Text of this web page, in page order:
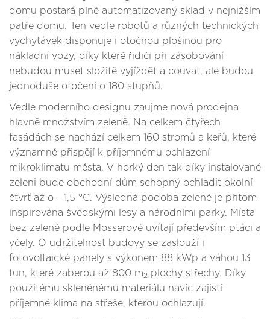
domu postará plně automatizovaný sklad v nejnižším
patře domu. Ten vedle robotů a různých technických
vychytávek disponuje i otočnou plošinou pro
nákladní vozy, díky které řidiči při zásobování
nebudou muset složitě vyjíždět a couvat, ale budou
jednoduše otočeni o 180 stupňů.
Vedle moderního designu zaujme nová prodejna
hlavně množstvím zeleně. Na celkem čtyřech
fasádách se nachází celkem 160 stromů a keřů, které
významně přispějí k příjemnému ochlazení
mikroklimatu města. V horký den tak díky instalované
zeleni bude obchodní dům schopný ochladit okolní
čtvrť až o - 1,5 °C. Výsledná podoba zeleně je přitom
inspirována švédskými lesy a národními parky. Místa
bez zeleně podle Mosserové uvítají především ptáci a
včely. O udržitelnost budovy se zaslouží i
fotovoltaické panely s výkonem 88 kWp a váhou 13
tun, které zaberou až 800 m2 plochy střechy. Díky
použitému skleněnému materiálu navíc zajistí
příjemné klima na střeše, kterou ochlazují.